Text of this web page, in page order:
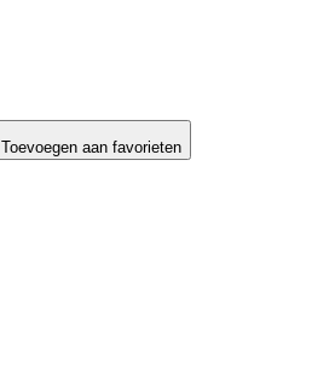
Toevoegen aan favorieten